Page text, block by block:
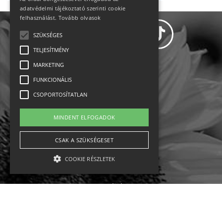
Állásajánlatok
Impresszum-kapcsolat
Jogi nyilatkozat
English
adatvédelmi tájékoztató szerinti cookie
felhasználást. Tovább olvasok
SZÜKSÉGES
TELJESÍTMÉNY
MARKETING
FUNKCIONÁLIS
CSOPORTOSÍTATLAN
MINDENT ELFOGADOK
CSAK A SZÜKSÉGESET
COOKIE RÉSZLETEK